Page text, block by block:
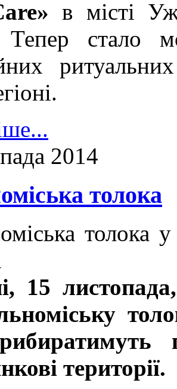
в місті
Тепер стало
2014
толока
15
території.